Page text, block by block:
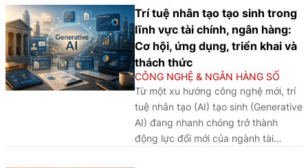
pháp lý thông minh tích tụ không
gian địa lý được tái định nghĩa theo
mật độ dữ liệu, nhân lực số và năng
lực xuất khẩu tiêu chuẩn công nghệ.
Từ phân tích kinh nghiệm của các
IFC trên, bài viết đưa ra các bài học
và hàm ý chính sách cho Việt Nam.
sách tài chính toàn diện, đồng thời
tạo nền tảng phát triển hệ sinh thái
thanh toán số an toàn, hiện đại và
bền vững tại Việt Nam.
Trí tuệ nhân tạo tạo sinh trong
lĩnh vực tài chính, ngân hàng:
Cơ hội, ứng dụng, triển khai và
thách thức
CÔNG NGHỆ & NGÂN HÀNG SỐ
Từ một xu hướng công nghệ mới, trí
tuệ nhân tạo (AI) tạo sinh (Generative
AI) đang nhanh chóng trở thành
động lực đổi mới của ngành tài